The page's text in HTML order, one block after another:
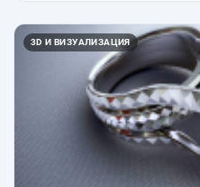
3D И ВИЗУАЛИЗАЦИЯ